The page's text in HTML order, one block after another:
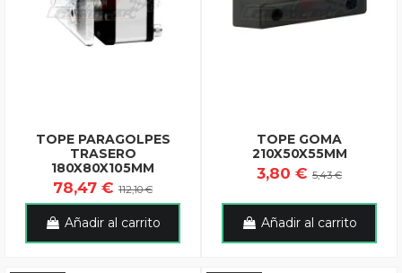
TOPE PARAGOLPES
TRASERO
180X80X105MM
78,47 € 112,10 €
Añadir al carrito
TOPE GOMA
210X50X55MM
3,80 € 5,43 €
Añadir al carrito